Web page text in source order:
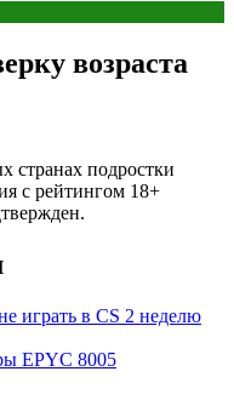
возраста
странах подростки
с рейтингом 18+
играть в CS 2 неделю
EPYC 8005